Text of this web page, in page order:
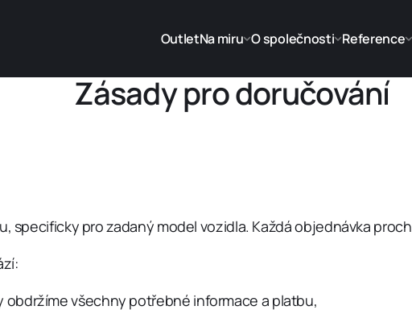
OutletNa miru O společnosti Reference
Zásady pro doručování
specificky pro zadaný model vozidla. Každá objednávka
obdržíme všechny potřebné informace a platbu,